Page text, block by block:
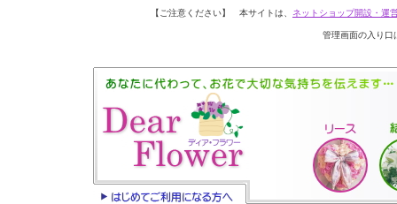
【ご注意ください】 本サイトは、 ネットショップ開設・運
管理画面の入り口